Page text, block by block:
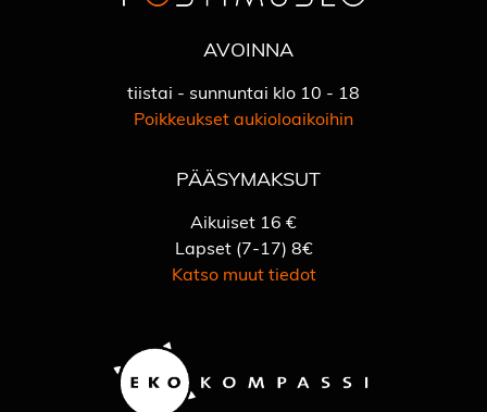
AVOINNA
tiistai - sunnuntai klo 10 - 18
Poikkeukset aukioloaikoihin
PÄÄSYMAKSUT
Aikuiset 16 €
Lapset (7-17) 8€
Katso muut tiedot